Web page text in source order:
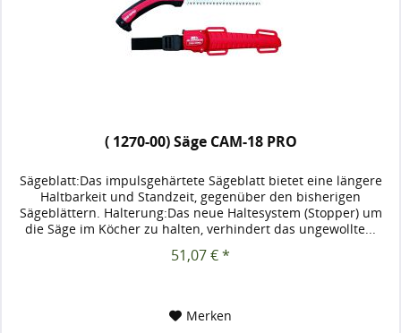
( 1270-00) Säge CAM-18 PRO
Sägeblatt:Das impulsgehärtete Sägeblatt bietet eine längere
Haltbarkeit und Standzeit, gegenüber den bisherigen
Sägeblättern. Halterung:Das neue Haltesystem (Stopper) um
die Säge im Köcher zu halten, verhindert das ungewollte...
51,07 € *
Merken